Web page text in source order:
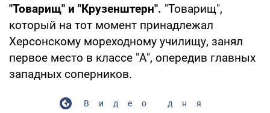
"Товарищ" и "Крузенштерн". "Товарищ",
который на тот момент принадлежал
Херсонскому мореходному училищу, занял
первое место в классе "А", опередив главных
западных соперников.
Видео дня